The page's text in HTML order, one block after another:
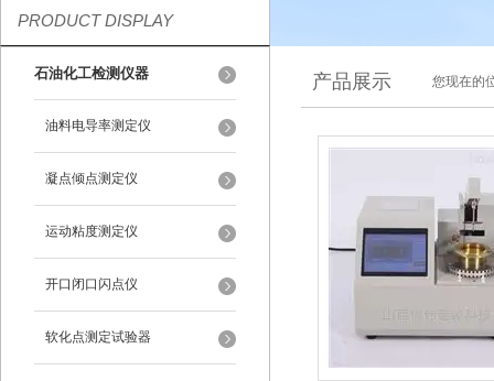
PRODUCT DISPLAY
石油化工检测仪器
油料电导率测定仪
凝点倾点测定仪
运动粘度测定仪
开口闭口闪点仪
软化点测定试验器
产品展示 您现在的